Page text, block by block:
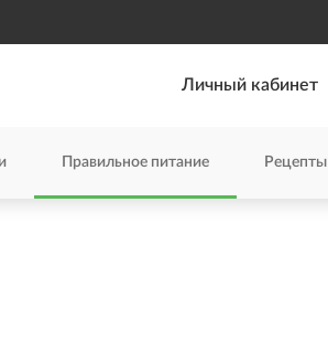
Личный кабинет
Правильное питание Рецепты